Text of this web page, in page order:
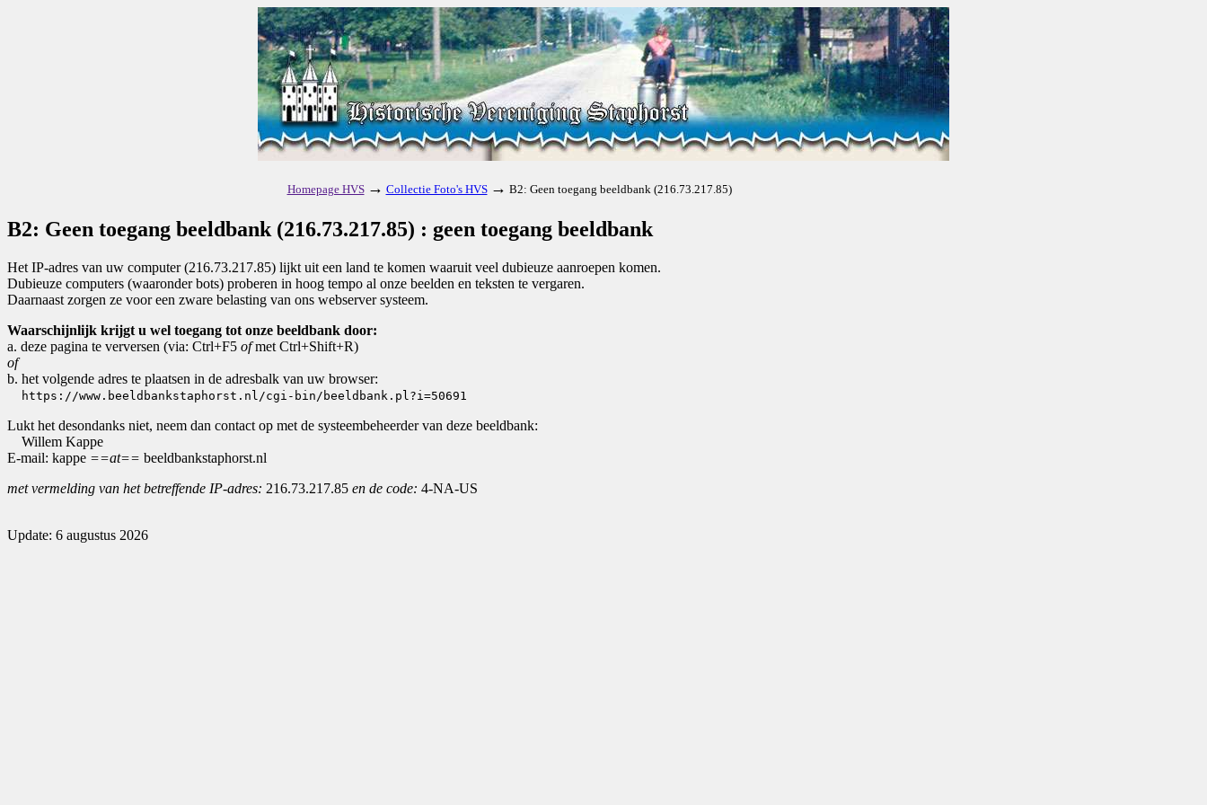
Homepage HVS → Collectie Foto's HVS → B2: Geen toegang beeldbank (216.73.217.85)
B2: Geen toegang beeldbank (216.73.217.85) : geen toegang beeldbank
Het IP-adres van uw computer (216.73.217.85) lijkt uit een land te komen waaruit veel dubieuze aanroepen komen.
Dubieuze computers (waaronder bots) proberen in hoog tempo al onze beelden en teksten te vergaren.
Daarnaast zorgen ze voor een zware belasting van ons webserver systeem.
Waarschijnlijk krijgt u wel toegang tot onze beeldbank door:
a. deze pagina te verversen (via: Ctrl+F5 ofmet Ctrl+Shift+R)
of
b. het volgende adres te plaatsen in de adresbalk van uw browser:
https://www.beeldbankstaphorst.nl/cgi-bin/beeldbank.pl?i=50691
Lukt het desondanks niet, neem dan contact op met de systeembeheerder van deze beeldbank:
Willem Kappe
E-mail: kappe ==at== beeldbankstaphorst.nl
met vermelding van het betreffende IP-adres: 216.73.217.85 en de code: 4-NA-US
Update: 6 augustus 2026